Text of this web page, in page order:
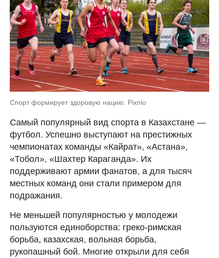
Спорт формирует здоровую нацию: Pixnio
Самый популярный вид спорта в Казахстане —
футбол. Успешно выступают на престижных
чемпионатах команды «Кайрат», «Астана»,
«Тобол», «Шахтер Караганда». Их
поддерживают армии фанатов, а для тысяч
местных команд они стали примером для
подражания.
Не меньшей популярностью у молодежи
пользуются единоборства: греко-римская
борьба, казахская, вольная борьба,
рукопашный бой. Многие открыли для себя